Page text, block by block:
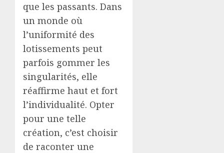
que les passants. Dans
un monde où
l’uniformité des
lotissements peut
parfois gommer les
singularités, elle
réaffirme haut et fort
l’individualité. Opter
pour une telle
création, c’est choisir
de raconter une